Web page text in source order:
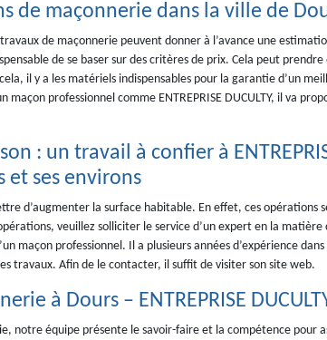
de maçonnerie dans la ville de
de maçonnerie peuvent donner à l’avance une
de se baser sur des critères de prix. Cela peut
il y a les matériels indispensables pour la garantie d’un
maçon professionnel comme ENTREPRISE DUCULTY, il va
: un travail à confier à
et ses environs
d’augmenter la surface habitable. En effet, ces opérations
veuillez solliciter le service d’un expert en la matière
maçon professionnel. Il a plusieurs années d’expérience
travaux. Afin de le contacter, il suffit de visiter son site web.
à Dours – ENTREPRISE
notre équipe présente le savoir-faire et la compétence pour